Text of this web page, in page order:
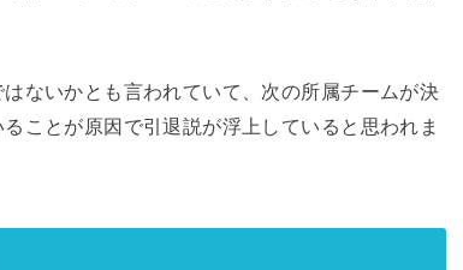
ないかとも言われていて、次の所属チームが決
ことが原因で引退説が浮上していると思われま